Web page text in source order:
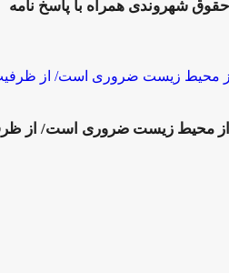
شهروندی همراه با پاسخ نامه
محیط زیست ضروری است/ از